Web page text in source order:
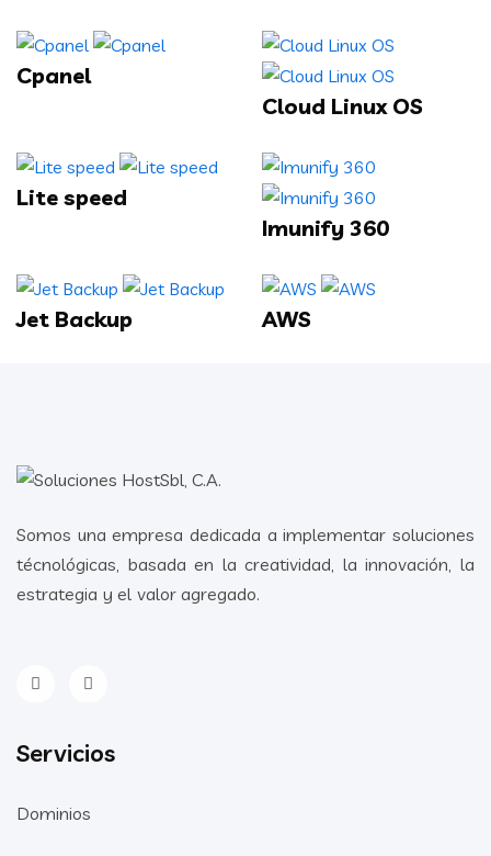
Cpanel
Cloud Linux OS
Lite speed
Imunify 360
Jet Backup AWS
Somos una empresa dedicada a implementar soluciones
técnológicas, basada en la creatividad, la innovación, la
estrategia y el valor agregado.
Servicios
Dominios